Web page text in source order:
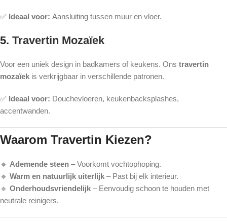
✅ Ideaal voor: Aansluiting tussen muur en vloer.
5. Travertin Mozaïek
Voor een uniek design in badkamers of keukens. Ons travertin
mozaïek is verkrijgbaar in verschillende patronen.
✅ Ideaal voor: Douchevloeren, keukenbacksplashes,
accentwanden.
Waarom Travertin Kiezen?
🔹 Ademende steen – Voorkomt vochtophoping.
🔹 Warm en natuurlijk uiterlijk – Past bij elk interieur.
🔹 Onderhoudsvriendelijk – Eenvoudig schoon te houden met
neutrale reinigers.